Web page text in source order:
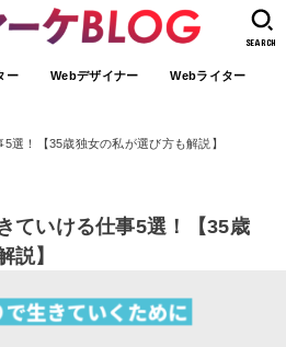
ー Webデザイナー Webライター
SEARCH
選！【35歳独女の私が選び方も解説】
ていける仕事5選！【35歳
説】